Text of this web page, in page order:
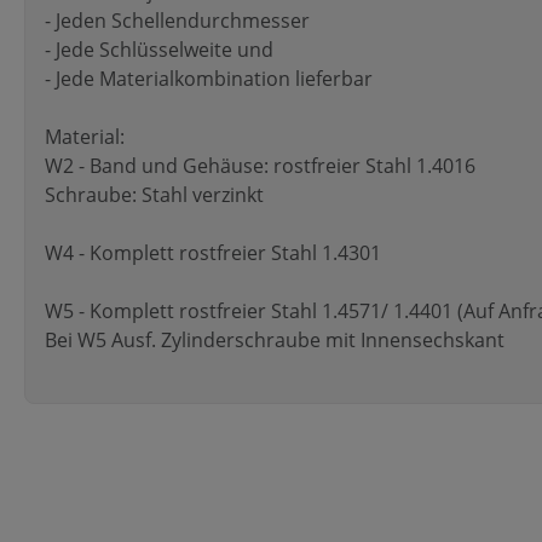
- Jeden Schellendurchmesser
- Jede Schlüsselweite und
- Jede Materialkombination lieferbar
Material:
W2 - Band und Gehäuse: rostfreier Stahl 1.4016
Schraube: Stahl verzinkt
W4 - Komplett rostfreier Stahl 1.4301
W5 - Komplett rostfreier Stahl 1.4571/ 1.4401 (Auf
Bei W5 Ausf. Zylinderschraube mit Innensechskant